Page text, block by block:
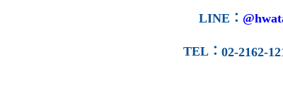
LINE ：
TEL： 02-2162-